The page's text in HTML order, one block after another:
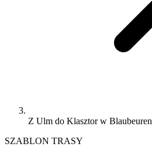
Z Ulm do Klasztor w Blaubeuren
SZABLON TRASY